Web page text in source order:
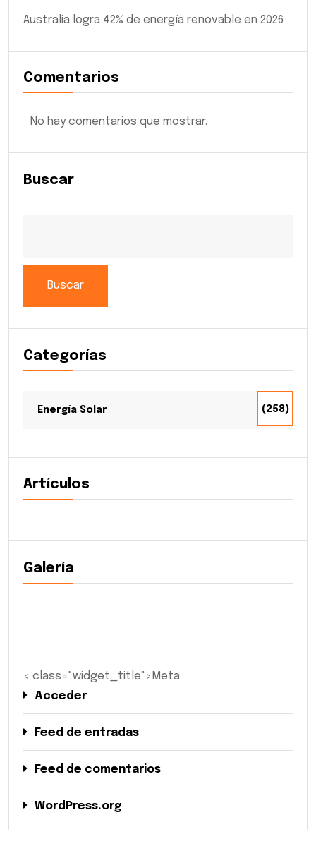
Australia logra 42% de energía renovable en 2026
Comentarios
No hay comentarios que mostrar.
Buscar
Buscar
Categorías
Energía Solar (258)
Artículos
Galería
< class="widget_title">Meta
Acceder
Feed de entradas
Feed de comentarios
WordPress.org